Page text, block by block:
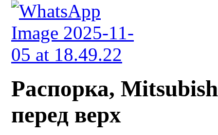
Распорка,
перед верх